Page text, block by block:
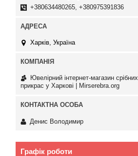
+380634480265, +380975391836
Харків, Україна
Ювелірний інтернет-магазин срібних
прикрас у Харкові | Mirserebra.org
Денис Володимир
Графік роботи